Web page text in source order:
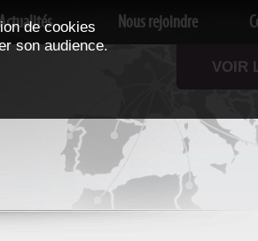
de cookies
son audience.
Nous rejoindre
VOIR